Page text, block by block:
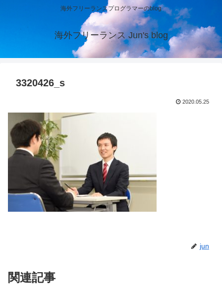
海外フリーランスプログラマーのblog
海外フリーランス Jun's blog
3320426_s
2020.05.25
jun
関連記事